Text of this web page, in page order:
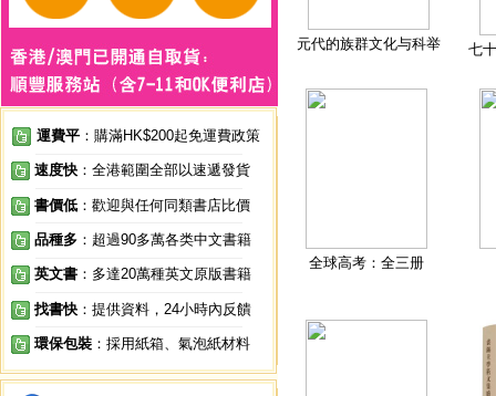
運費平 ：購滿HK$200起免運費政策
速度快 ：全港範圍全部以速遞發貨
書價低 ：歡迎與任何同類書店比價
品種多 ：超過90多萬各类中文書籍
英文書 ：多達20萬種英文原版書籍
找書快 ：提供資料，24小時內反饋
環保包裝 ：採用紙箱、氣泡紙材料
元代的族群文化与科举 七
全球高考：全三册